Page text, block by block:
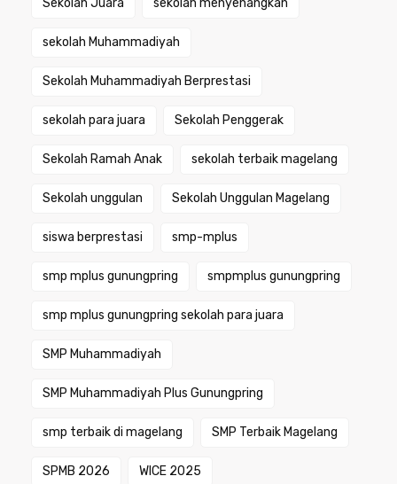
sekolah Muhammadiyah
Sekolah Muhammadiyah Berprestasi
sekolah para juara Sekolah Penggerak
Sekolah Ramah Anak sekolah terbaik magelang
Sekolah unggulan Sekolah Unggulan Magelang
siswa berprestasi smp-mplus
smp mplus gunungpring smpmplus gunungpring
smp mplus gunungpring sekolah para juara
SMP Muhammadiyah
SMP Muhammadiyah Plus Gunungpring
smp terbaik di magelang SMP Terbaik Magelang
SPMB 2026 WICE 2025